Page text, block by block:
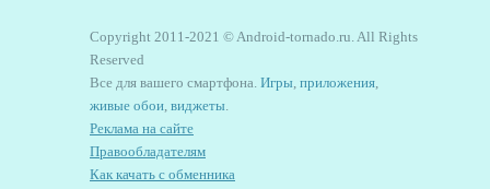
Copyright 2011-2021 © Android-tornado.ru. All Rights
Reserved
Все для вашего смартфона. Игры, приложения,
живые обои, виджеты.
Реклама на сайте
Правообладателям
Как качать с обменника